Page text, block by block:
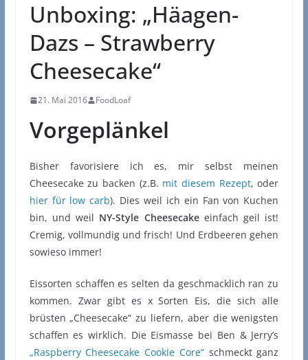
Unboxing: „Häagen-
Dazs – Strawberry
Cheesecake“
21. Mai 2016 FoodLoaf
Vorgeplänkel
Bisher favorisiere ich es, mir selbst meinen
Cheesecake zu backen (z.B. mit diesem Rezept, oder
hier für low carb). Dies weil ich ein Fan von Kuchen
bin, und weil NY-Style Cheesecakeeinfach geil ist!
Cremig, vollmundig und frisch! Und Erdbeeren gehen
sowieso immer!
Eissorten schaffen es selten da geschmacklich ran zu
kommen. Zwar gibt es x Sorten Eis, die sich alle
brüsten „Cheesecake“ zu liefern, aber die wenigsten
schaffen es wirklich. Die Eismasse bei Ben & Jerry’s
„Raspberry Cheesecake Cookie Core“schmeckt ganz